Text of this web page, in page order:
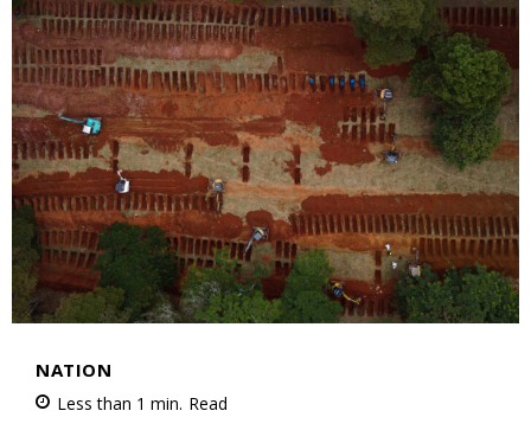
NATION
Less than 1 min. Read